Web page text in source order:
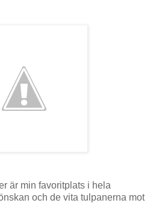
är min favoritplats i hela
och de vita tulpanerna mot